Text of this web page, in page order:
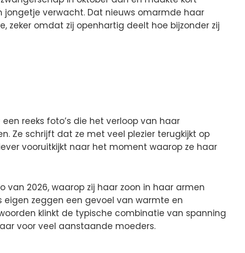
jongetje verwacht. Dat nieuws omarmde haar
zeker omdat zij openhartig deelt hoe bijzonder zij
reeks foto’s die het verloop van haar
Ze schrijft dat ze met veel plezier terugkijkt op
vooruitkijkt naar het moment waarop ze haar
van 2026, waarop zij haar zoon in haar armen
zeggen een gevoel van warmte en
klinkt de typische combinatie van spanning
voor veel aanstaande moeders.